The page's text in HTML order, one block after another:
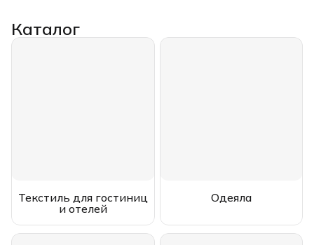
Каталог
Текстиль для гостиниц
и отелей
Одеяла